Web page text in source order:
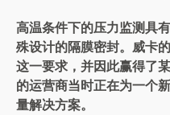
高温条件下的压力监测具
殊设计的隔膜密封。威卡
这一要求，并因此赢得了
的运营商当时正在为一个
量解决方案。